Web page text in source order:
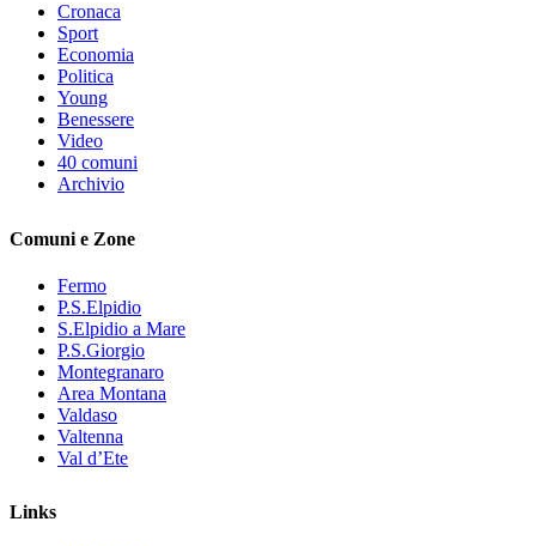
Cronaca
Sport
Economia
Politica
Young
Benessere
Video
40 comuni
Archivio
Comuni e Zone
Fermo
P.S.Elpidio
S.Elpidio a Mare
P.S.Giorgio
Montegranaro
Area Montana
Valdaso
Valtenna
Val d’Ete
Links